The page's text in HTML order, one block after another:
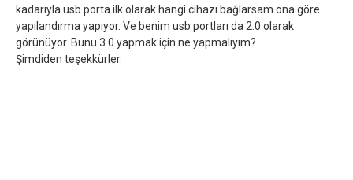
kadarıyla usb porta ilk olarak hangi cihazı bağlarsam ona göre
yapılandırma yapıyor. Ve benim usb portları da 2.0 olarak
görünüyor. Bunu 3.0 yapmak için ne yapmalıyım?
Şimdiden teşekkürler.